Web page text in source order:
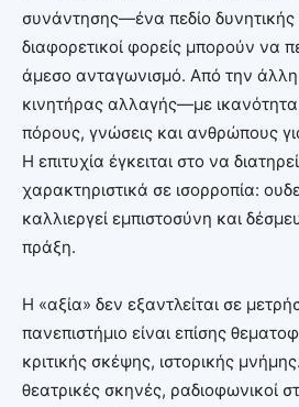
συνάντησης—ένα πεδίο
διαφορετικοί φορείς μπορούν να
άμεσο ανταγωνισμό. Από την άλλη,
κινητήρας αλλαγής—με ικανότητα
πόρους, γνώσεις και ανθρώπους
Η επιτυχία έγκειται στο να
χαρακτηριστικά σε ισορροπία:
καλλιεργεί εμπιστοσύνη και
πράξη.
Η «αξία» δεν εξαντλείται σε
πανεπιστήμιο είναι επίσης
κριτικής σκέψης, ιστορικής
θεατρικές σκηνές, ραδιοφωνικοί